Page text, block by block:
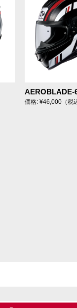
AEROBLADE-
価格: ¥46,000（税